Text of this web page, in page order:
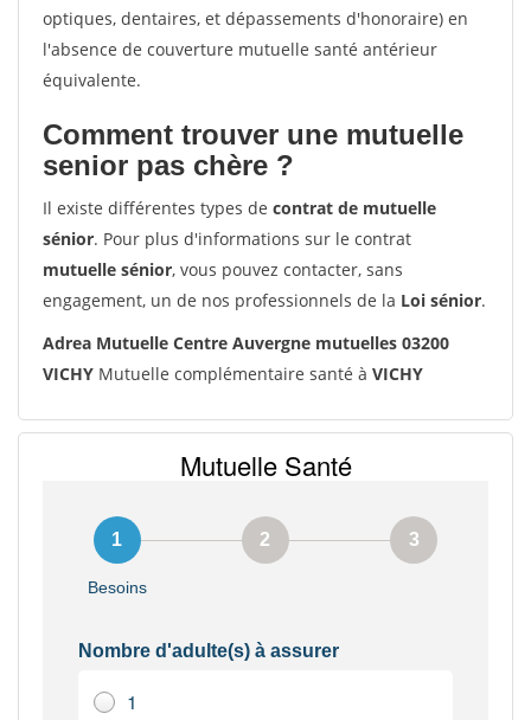
optiques, dentaires, et dépassements d'honoraire) en
l'absence de couverture mutuelle santé antérieur
équivalente.
Comment trouver une mutuelle
senior pas chère ?
Il existe différentes types de contrat de mutuelle
sénior. Pour plus d'informations sur le contrat
mutuelle sénior, vous pouvez contacter, sans
engagement, un de nos professionnels de la Loi sénior.
Adrea Mutuelle Centre Auvergne mutuelles 03200
VICHY Mutuelle complémentaire santé à VICHY